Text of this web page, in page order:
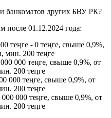
банкоматов других БВУ РК?
после 01.12.2024 года:
теңге - 0 теңге, свыше 0,9%,
мин. 200 теңге
000 теңге, свыше 0,9%, от
200 теңге
000 теңге, свыше 0,9%, от
200 теңге
000 теңге, свыше 0,9%, от
200 теңге